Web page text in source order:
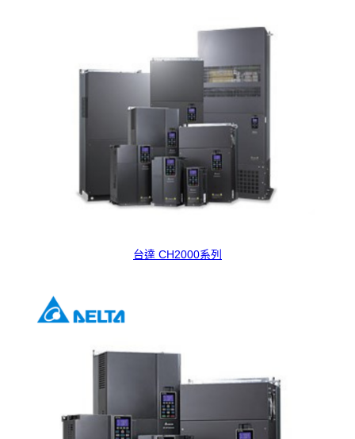
台達 CH2000系列